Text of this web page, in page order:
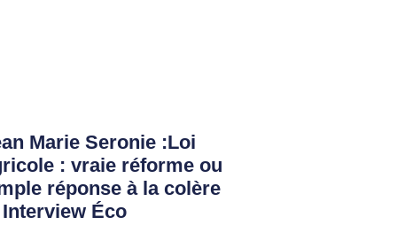
Marie Seronie :Loi
: vraie réforme ou
réponse à la colère
Éco